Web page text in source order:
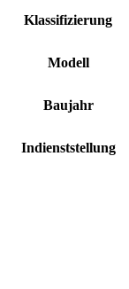
Klassifizierung
Modell
Baujahr
Indienststellung